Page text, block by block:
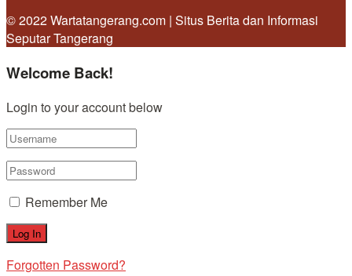
© 2022 Wartatangerang.com | Situs Berita dan Informasi
Seputar Tangerang
Welcome Back!
Login to your account below
Remember Me
Forgotten Password?